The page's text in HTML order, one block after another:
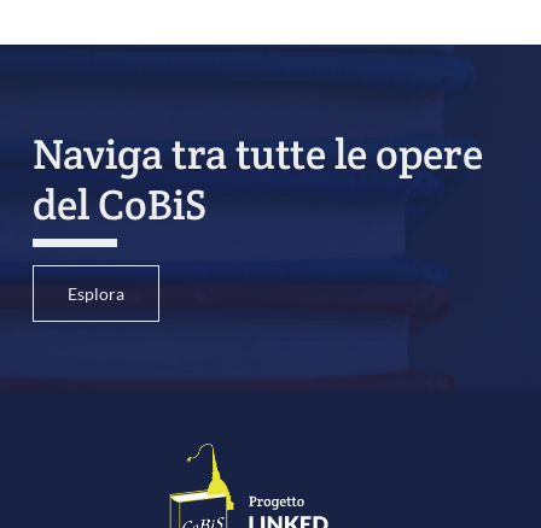
Naviga tra tutte le opere
del CoBiS
Esplora